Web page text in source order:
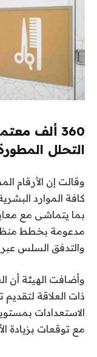
360 ألف
التحلل
وقالت إن الأرقام
كافة الموارد
بما يتماشى مع
مدعومة بخطط
والتدفق السلس
وأضافت الهيئة أن
ذات العلاقة
الاستعدادات
مع توقعات بزيادة